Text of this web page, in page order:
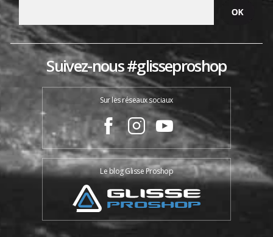
Suivez-nous #glisseproshop
Sur les réseaux sociaux
Le blog Glisse Proshop